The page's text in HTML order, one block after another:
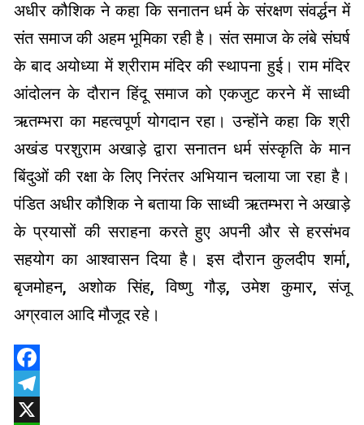
अधीर कौशिक ने कहा कि सनातन धर्म के संरक्षण संवर्द्धन में
संत समाज की अहम भूमिका रही है। संत समाज के लंबे संघर्ष
के बाद अयोध्या में श्रीराम मंदिर की स्थापना हुई। राम मंदिर
आंदोलन के दौरान हिंदू समाज को एकजुट करने में साध्वी
ऋतम्भरा का महत्वपूर्ण योगदान रहा। उन्होंने कहा कि श्री
अखंड परशुराम अखाड़े द्वारा सनातन धर्म संस्कृति के मान
बिंदुओं की रक्षा के लिए निरंतर अभियान चलाया जा रहा है।
पंडित अधीर कौशिक ने बताया कि साध्वी ऋतम्भरा ने अखाड़े
के प्रयासों की सराहना करते हुए अपनी और से हरसंभव
सहयोग का आश्वासन दिया है। इस दौरान कुलदीप शर्मा,
बृजमोहन, अशोक सिंह, विष्णु गौड़, उमेश कुमार, संजू
अग्रवाल आदि मौजूद रहे।
Facebook
Telegram